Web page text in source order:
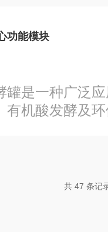
遵循配准、控
肥得优、排得
便、秸秆、辅
率55%–65%
功能模块
罐是一种广泛
有机酸发酵及
机(如Delta伺
共 47 条记